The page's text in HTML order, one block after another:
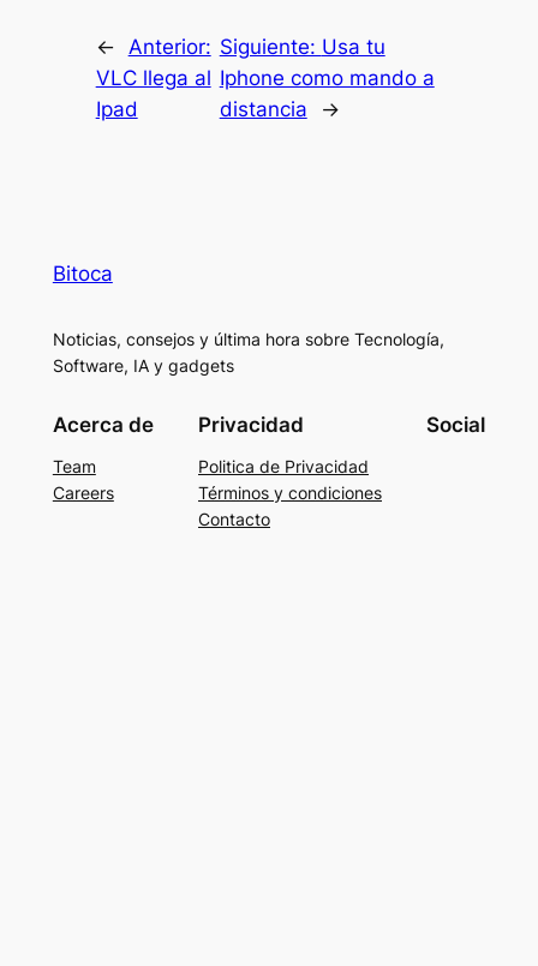
←
Anterior:
VLC llega al
Ipad
Siguiente: Usa tu
Iphone como mando a
distancia
→
Bitoca
Noticias, consejos y última hora sobre Tecnología,
Software, IA y gadgets
Acerca de
Team
Careers
Privacidad
Politica de Privacidad
Términos y condiciones
Contacto
Social